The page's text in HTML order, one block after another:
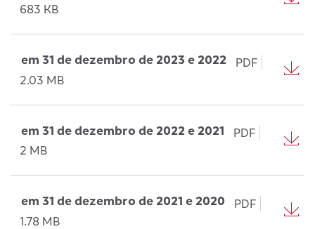
683 KB
em 31 de dezembro de 2023 e 2022
PDF
2.03 MB
em 31 de dezembro de 2022 e 2021
PDF
2 MB
em 31 de dezembro de 2021 e 2020
PDF
1.78 MB